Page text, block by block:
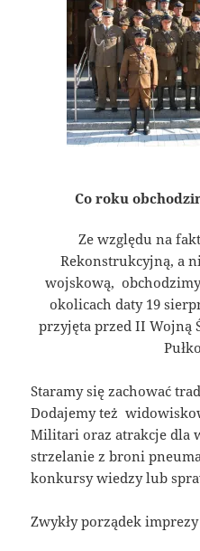
Co roku
Ze względu na
Rekonstrukcyjną, a
wojskową,
okolicach daty 19
przyjęta przed II Wojną
Staramy się zachować
Dodajemy też
Militari oraz atrakcje dla
strzelanie z broni
konkursy wiedzy lub
Zwykły porządek